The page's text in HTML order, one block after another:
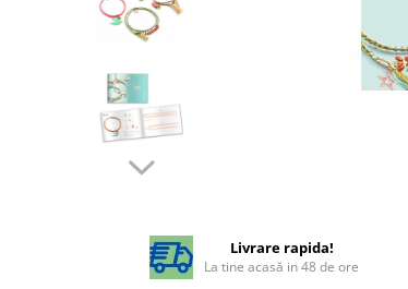
Livrare rapida!
La tine acasă in 48 de ore